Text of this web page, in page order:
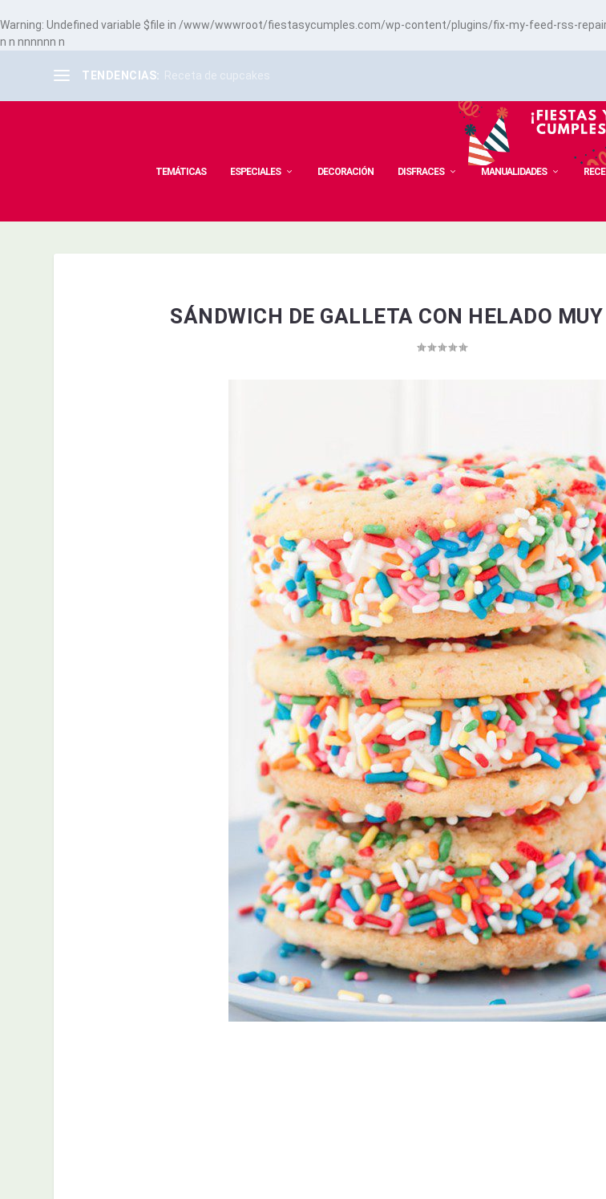
Warning: Undefined variable $file in /www/wwwroot/fiestasycumples.com/wp-content/plugins/fix-my-feed-rss-
n n nnnnnn n
TENDENCIAS: Receta de cupcakes
TEMÁTICAS ESPECIALES DECORACIÓN DISFRACES MANUALIDADES
SÁNDWICH DE GALLETA CON HELADO MUY